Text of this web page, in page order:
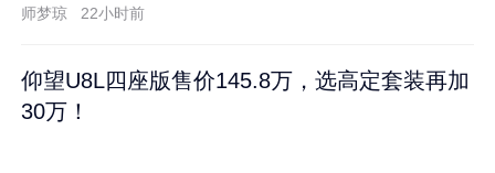
师梦琼 22小时前
仰望U8L四座版售价145.8万，选高定套装再加
30万！